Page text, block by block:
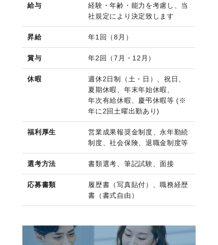
給与
経験・年齢・能力を考慮し、当
社規定により決定致します
昇給 年1回（8月）
賞与 年2回（7月・12月）
休暇
週休2日制（土・日）、祝日、
夏期休暇、年末年始休暇、
年次有給休暇、慶弔休暇等 (※
年に2回土曜出勤あり)
福利厚生
営業成果報奨金制度、永年勤続
制度、社会保険、退職金制度等
選考方法 書類選考、筆記試験、面接
応募書類
履歴書（写真貼付）、職務経歴
書（書式自由）